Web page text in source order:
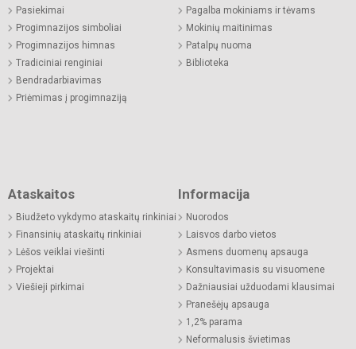
Pasiekimai
Progimnazijos simboliai
Progimnazijos himnas
Tradiciniai renginiai
Bendradarbiavimas
Priėmimas į progimnaziją
Pagalba mokiniams ir tėvams
Mokinių maitinimas
Patalpų nuoma
Biblioteka
Ataskaitos
Biudžeto vykdymo ataskaitų rinkiniai
Finansinių ataskaitų rinkiniai
Lėšos veiklai viešinti
Projektai
Viešieji pirkimai
Informacija
Nuorodos
Laisvos darbo vietos
Asmens duomenų apsauga
Konsultavimasis su visuomene
Dažniausiai užduodami klausimai
Pranešėjų apsauga
1,2% parama
Neformalusis švietimas